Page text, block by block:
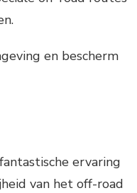
en bescherm
ervaring
van het off-road